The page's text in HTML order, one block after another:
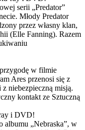
serii „Predator”
Młody Predator
przez własny klan,
(Elle Fanning). Razem
w filmie
Ares przenosi się z
niebezpieczną misją.
kontakt ze Sztuczną
i DVD!
albumu „Nebraska”, w